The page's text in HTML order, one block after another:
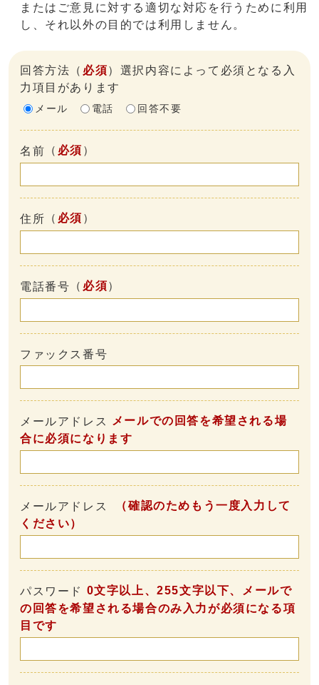
またはご意見に対する適切な対応を行うために利用
し、それ以外の目的では利用しません。
回答方法 （ 必須）選択内容によって必須となる入
力項目があります
メール 電話 回答不要
名前 （ 必須 ）
住所 （ 必須 ）
電話番号 （ 必須）
ファックス番号
メールアドレス メールでの回答を希望される場
合に必須になります
メールアドレス
（確認のためもう一度入力して
ください）
パスワード 0文字以上、255文字以下、メールで
の回答を希望される場合のみ入力が必須になる項
目です